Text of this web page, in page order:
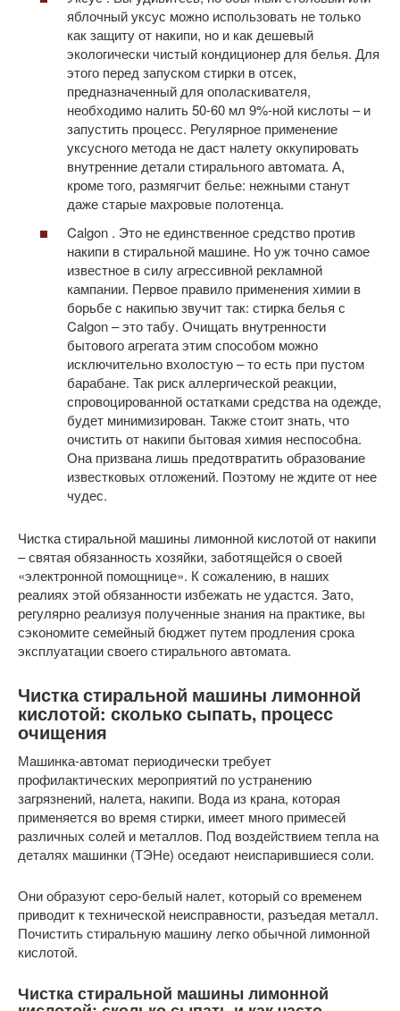
яблочный уксус можно использовать не только
как защиту от накипи, но и как дешевый
экологически чистый кондиционер для белья. Для
этого перед запуском стирки в отсек,
предназначенный для ополаскивателя,
необходимо налить 50-60 мл 9%-ной кислоты – и
запустить процесс. Регулярное применение
уксусного метода не даст налету оккупировать
внутренние детали стирального автомата. А,
кроме того, размягчит белье: нежными станут
даже старые махровые полотенца.
Calgon . Это не единственное средство против
накипи в стиральной машине. Но уж точно самое
известное в силу агрессивной рекламной
кампании. Первое правило применения химии в
борьбе с накипью звучит так: стирка белья с
Calgon – это табу. Очищать внутренности
бытового агрегата этим способом можно
исключительно вхолостую – то есть при пустом
барабане. Так риск аллергической реакции,
спровоцированной остатками средства на одежде,
будет минимизирован. Также стоит знать, что
очистить от накипи бытовая химия неспособна.
Она призвана лишь предотвратить образование
известковых отложений. Поэтому не ждите от нее
чудес.
Чистка стиральной машины лимонной кислотой от накипи
– святая обязанность хозяйки, заботящейся о своей
«электронной помощнице». К сожалению, в наших
реалиях этой обязанности избежать не удастся. Зато,
регулярно реализуя полученные знания на практике, вы
сэкономите семейный бюджет путем продления срока
эксплуатации своего стирального автомата.
Чистка стиральной машины лимонной
кислотой: сколько сыпать, процесс
очищения
Машинка-автомат периодически требует
профилактических мероприятий по устранению
загрязнений, налета, накипи. Вода из крана, которая
применяется во время стирки, имеет много примесей
различных солей и металлов. Под воздействием тепла на
деталях машинки (ТЭНе) оседают неиспарившиеся соли.
Они образуют серо-белый налет, который со временем
приводит к технической неисправности, разъедая металл.
Почистить стиральную машину легко обычной лимонной
кислотой.
Чистка стиральной машины лимонной